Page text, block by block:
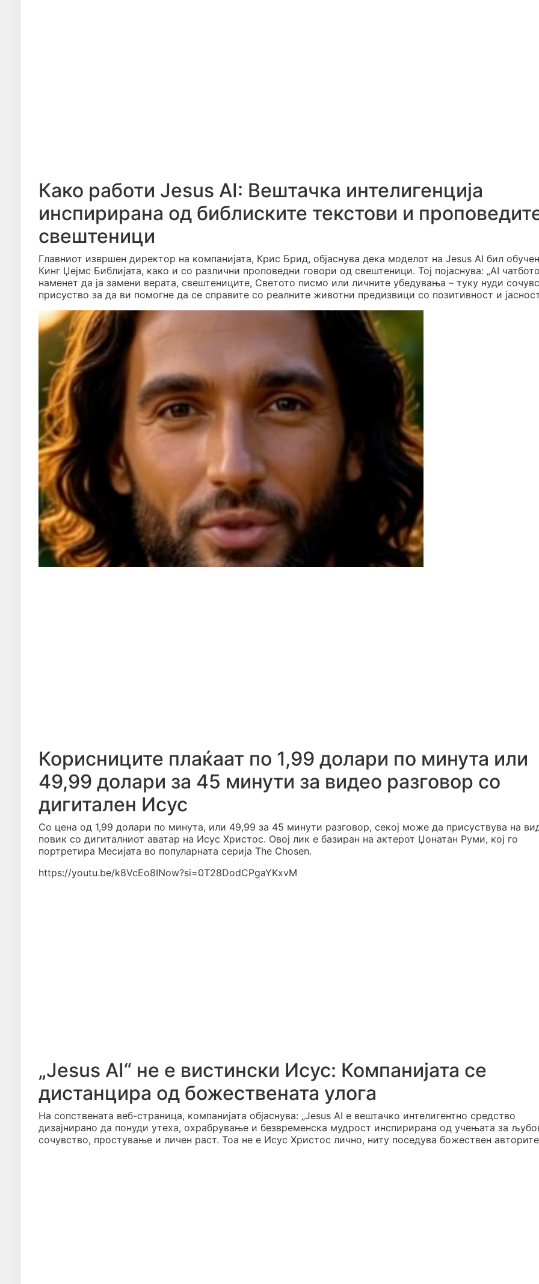
Како работи Jesus AI: Вештачка интелигенција
инспирирана од библиските текстови и
свештеници
Главниот извршен директор на компанијата, Крис Брид, објаснува дека моделот на Jesus AI бил
Кинг Џејмс Библијата, како и со различни проповедни говори од свештеници. Тој појаснува: „AI
наменет да ја замени верата, свештениците, Светото писмо или личните убедувања – туку нуди
присуство за да ви помогне да се справите со реалните животни предизвици со позитивност и
Корисниците плаќаат по 1,99 долари по минута или
49,99 долари за 45 минути за видео разговор со
дигитален Исус
Со цена од 1,99 долари по минута, или 49,99 за 45 минути разговор, секој може да присуствува на
повик со дигиталниот аватар на Исус Христос. Овој лик е базиран на актерот Џонатан Руми, кој го
портретира Месијата во популарната серија The Chosen.
https://youtu.be/k8VcEo8INow?si=0T28DodCPgaYKxvM
„Jesus AI“ не е вистински Исус: Компанијата се
дистанцира од божествената улога
На сопствената веб-страница, компанијата објаснува: „Jesus AI е вештачко интелигентно средство
дизајнирано да понуди утеха, охрабрување и безвременска мудрост инспирирана од учењата за
сочувство, простување и личен раст. Тоа не е Исус Христос лично, ниту поседува божествен